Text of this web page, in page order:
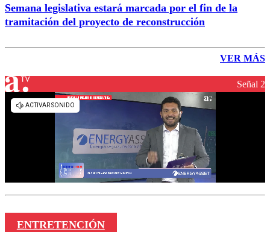
Semana legislativa estará marcada por el fin de la
tramitación del proyecto de reconstrucción
VER MÁS
Señal 2
ENTRETENCIÓN